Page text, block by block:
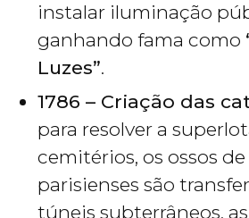
instalar iluminação
ganhando fama como
Luzes”.
1786 – Criação das
para resolver a
cemitérios, os ossos
parisienses são
túneis subterrâneos,